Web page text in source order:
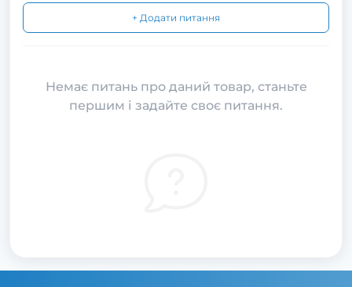
+ Додати питання
Немає питань про даний товар, станьте
першим і задайте своє питання.